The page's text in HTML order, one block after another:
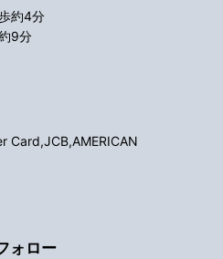
約4分
9分
Card,JCB,AMERICAN
ォロー